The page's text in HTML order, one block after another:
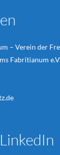
– Verein der
Fabritianum